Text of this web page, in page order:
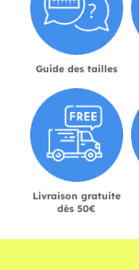
Guide des tailles
Livraison gratuite
dès 50€